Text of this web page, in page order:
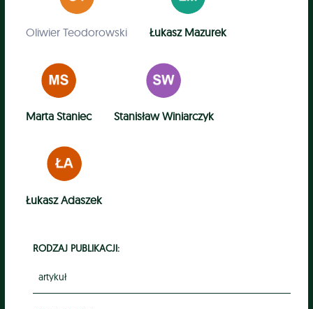
Oliwier Teodorowski Łukasz Mazurek
Marta Staniec Stanisław Winiarczyk
Łukasz Adaszek
RODZAJ PUBLIKACJI:
artykuł